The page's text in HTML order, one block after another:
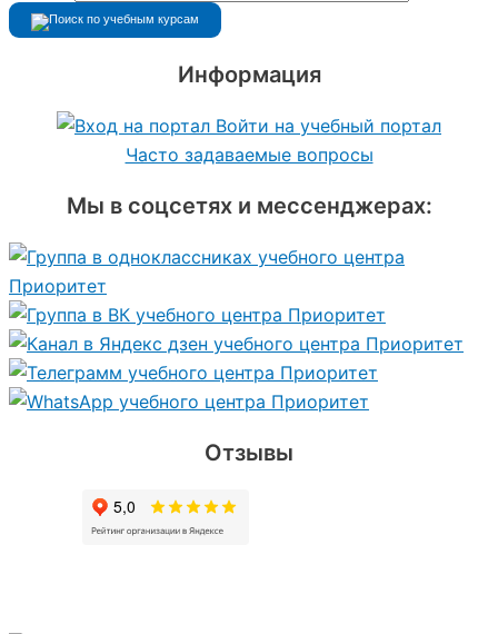
Информация
Войти на учебный портал
Часто задаваемые вопросы
Мы в соцсетях и мессенджерах:
Отзывы